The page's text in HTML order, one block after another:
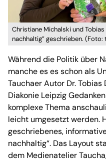
Christiane Michalski und Tobias
nachhaltig” geschrieben.
Während die Politik über
manche es es schon als
Tauchaer Autor Dr.
Diakonie Leipzig
komplexe Thema
leicht umgesetzt werden.
geschriebenes,
nachhaltig“. Das Layout
dem Medienatelier